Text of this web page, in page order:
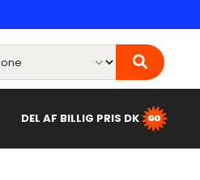
DEL AF BILLIG PRIS DK